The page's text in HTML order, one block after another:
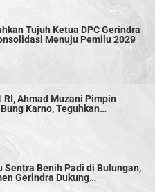
Tujuh Ketua DPC Gerindra
Menuju Pemilu 2029
Ahmad Muzani Pimpin
Karno, Teguhkan
Sentra Benih Padi di Bulungan,
Gerindra Dukung